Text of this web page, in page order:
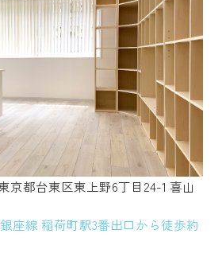
京都台東区東上野6丁目24-1 喜山
座線 稲荷町駅3番出口から徒歩約